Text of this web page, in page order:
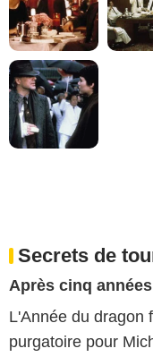
Secrets de
Après cinq
L'Année du dragon
purgatoire pour